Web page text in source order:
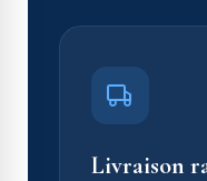
Livraison